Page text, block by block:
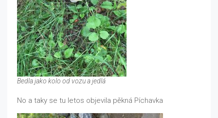
Bedla jako kolo od vozu a jedlá
No a taky se tu letos objevila pěkná Píchavka